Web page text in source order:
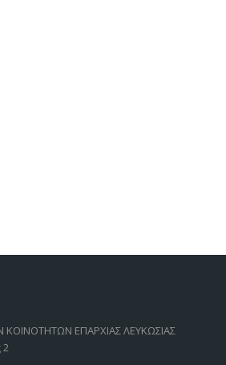
ΕΠΑΡΧΙΑΣ ΛΕΥΚΩΣΙΑΣ
2